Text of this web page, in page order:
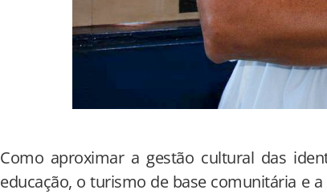
Como aproximar a gestão cultural das
educação, o turismo de base comunitária e